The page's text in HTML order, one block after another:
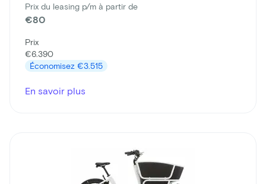
Prix du leasing p/m à partir de
€80
Prix
€6.390
Économisez €3.515
En savoir plus